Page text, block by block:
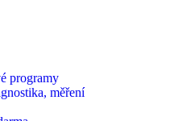
programy
měření